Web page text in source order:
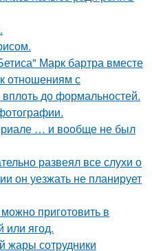
Марк бартра вместе
отношениям с
до формальностей.
… и вообще не был
развеял все слухи о
он уезжать не планирует
приготовить в
или ягод.
жары сотрудники